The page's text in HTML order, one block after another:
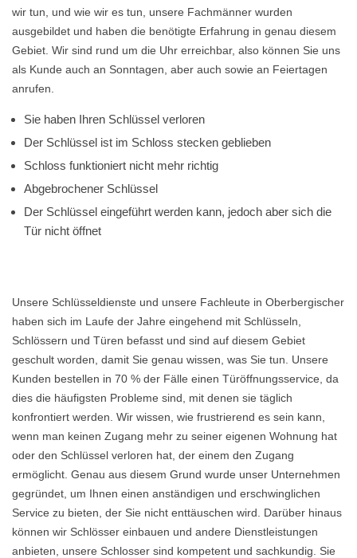
wir tun, und wie wir es tun, unsere Fachmänner wurden
ausgebildet und haben die benötigte Erfahrung in genau diesem
Gebiet. Wir sind rund um die Uhr erreichbar, also können Sie uns
als Kunde auch an Sonntagen, aber auch sowie an Feiertagen
anrufen.
Sie haben Ihren Schlüssel verloren
Der Schlüssel ist im Schloss stecken geblieben
Schloss funktioniert nicht mehr richtig
Abgebrochener Schlüssel
Der Schlüssel eingeführt werden kann, jedoch aber sich die
Tür nicht öffnet
Unsere Schlüsseldienste und unsere Fachleute in Oberbergischer
haben sich im Laufe der Jahre eingehend mit Schlüsseln,
Schlössern und Türen befasst und sind auf diesem Gebiet
geschult worden, damit Sie genau wissen, was Sie tun. Unsere
Kunden bestellen in 70 % der Fälle einen Türöffnungsservice, da
dies die häufigsten Probleme sind, mit denen sie täglich
konfrontiert werden. Wir wissen, wie frustrierend es sein kann,
wenn man keinen Zugang mehr zu seiner eigenen Wohnung hat
oder den Schlüssel verloren hat, der einem den Zugang
ermöglicht. Genau aus diesem Grund wurde unser Unternehmen
gegründet, um Ihnen einen anständigen und erschwinglichen
Service zu bieten, der Sie nicht enttäuschen wird. Darüber hinaus
können wir Schlösser einbauen und andere Dienstleistungen
anbieten, unsere Schlosser sind kompetent und sachkundig. Sie